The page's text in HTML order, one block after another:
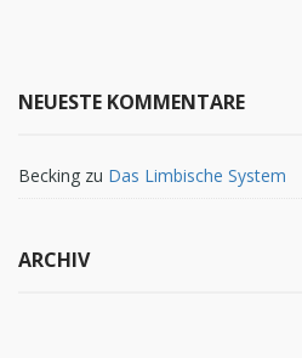
NEUESTE KOMMENTARE
Becking zu Das Limbische System
ARCHIV